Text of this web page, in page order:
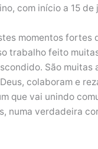
com início a 15 de
momentos fortes
trabalho feito
São muitas
colaboram e
que vai unindo
numa verdadeira